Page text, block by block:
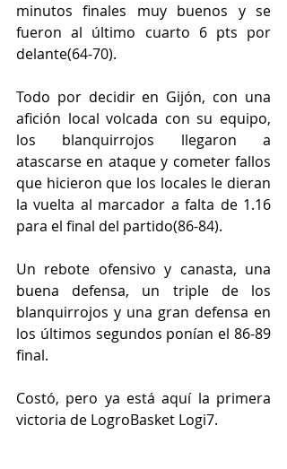
minutos finales muy buenos y se
fueron al último cuarto 6 pts por
delante(64-70).
Todo por decidir en Gijón, con una
afición local volcada con su equipo,
los blanquirrojos llegaron a
atascarse en ataque y cometer fallos
que hicieron que los locales le dieran
la vuelta al marcador a falta de 1.16
para el final del partido(86-84).
Un rebote ofensivo y canasta, una
buena defensa, un triple de los
blanquirrojos y una gran defensa en
los últimos segundos ponían el 86-89
final.
Costó, pero ya está aquí la primera
victoria de LogroBasket Logi7.